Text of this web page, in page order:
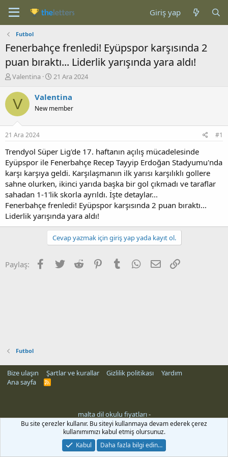
Giriş yap
Futbol
Fenerbahçe frenledi! Eyüpspor karşısında 2
puan bıraktı... Liderlik yarışında yara aldı!
K
n
b
u
u
b
a
ş
l
a
t
a
n
Valentina
B
ş
a
ç
t
a
r
i
h
i
21 Ara 2024
V Valentina
New member
21 Ara 2024 #1
Trendyol Süper Lig'de 17. haftanın açılış mücadelesinde
Eyüpspor ile Fenerbahçe Recep Tayyip Erdoğan Stadyumu'nda
karşı karşıya geldi. Karşılaşmanın ilk yarısı karşılıklı gollere
sahne olurken, ikinci yarıda başka bir gol çıkmadı ve taraflar
sahadan 1-1'lik skorla ayrıldı. İşte detaylar...
Fenerbahçe frenledi! Eyüpspor karşısında 2 puan bıraktı...
Liderlik yarışında yara aldı!
Cevap yazmak için giriş yap yada kayıt ol.
Paylaş: Facebook
Twitter Reddit PinterestTumblr WhatsApp
E-posta
Futbol
Bize ulaşın Şartlar ve kurallar Gizlilik politikası
Yardım
Ana sayfa
R
malta dil okulu fiyatları-
rehber siteleriBu site çerezler kullanır. Bu siteyi kullanmaya devam ederek çerez
kullanımımızı kabul etmiş olursunuz.
Kabul
Daha fazla bilgi edin…